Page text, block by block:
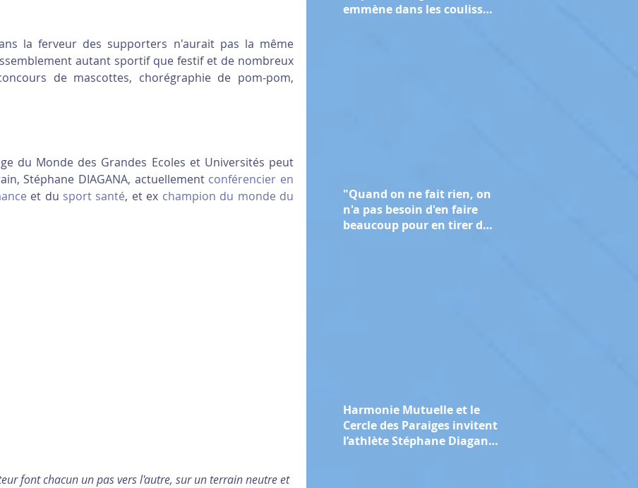
la ferveur des supporters n'aurait pas la même
autant sportif que festif et de nombreux
de mascottes, chorégraphie de pom-pom,
du Monde des Grandes Ecoles et Universités peut
Stéphane DIAGANA, actuellement conférencier en
et du sport santé, et ex champion du monde du
font chacun un pas vers l'autre, sur un terrain neutre et
emmène dans les coulisses
"Quand on ne fait rien, on
n'a pas besoin d'en faire
beaucoup pour en tirer des
Harmonie Mutuelle et le
Cercle des Paraiges invitent
l’athlète Stéphane Diagana